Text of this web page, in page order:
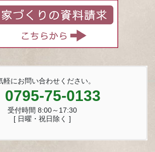
軽にお問い合わせください。
0795-75-0133
受付時間 8:00～17:30
[ 日曜・祝日除く ]